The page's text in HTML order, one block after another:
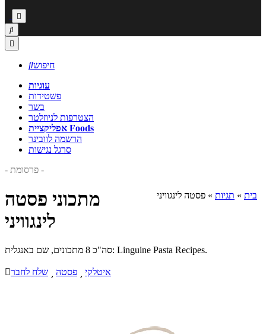



חיפוש
עוגיות
פשטידות
בשר
הצטרפות לניוזלטר
אפליקציית Foods
הרשמה לוובינר
סרגל נגישות
- פרסומת -
בית » תגיות » פסטה לינגוויני
מתכוני פסטה
לינגוויני
סה"כ 8 מתכונים, שם באנגלית: Linguine Pasta Recipes.
שלח לחבר פסטה איטלקי